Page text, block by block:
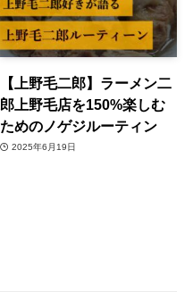
【上野毛二郎】ラーメン二
郎上野毛店を150%楽しむ
ためのノゲジルーティン
2025年6月19日